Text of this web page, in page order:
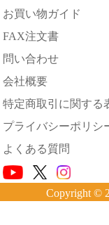
お買い物ガイド
FAX注文書
問い合わせ
会社概要
特定商取引に関する
プライバシーポリシ
よくある質問
Copyright ©